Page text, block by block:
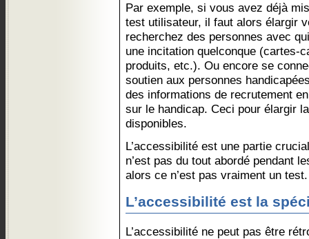
Par exemple, si vous avez déjà
test utilisateur, il faut alors élargir
recherchez des personnes avec
une incitation quelconque (cartes-
produits, etc.). Ou encore se
soutien aux personnes
des informations de recrutement
sur le handicap. Ceci pour élargir
disponibles.
L’accessibilité est une partie
n’est pas du tout abordé pendant
alors ce n’est pas vraiment un test.
L’accessibilité est la
L’accessibilité ne peut pas être